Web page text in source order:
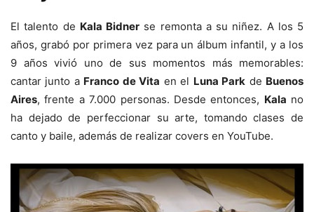
El talento de Kala Bidner se remonta a su niñez. A los 5
años, grabó por primera vez para un álbum infantil, y a los
9 años vivió uno de sus momentos más memorables:
cantar junto a Franco de Vita en el Luna Park de Buenos
Aires, frente a 7.000 personas. Desde entonces, Kala no
ha dejado de perfeccionar su arte, tomando clases de
canto y baile, además de realizar covers en YouTube.